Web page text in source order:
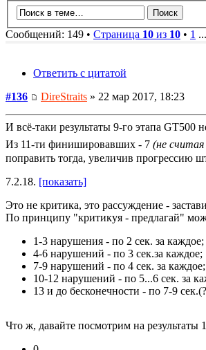
Сообщений: 149 • Страница 10 из 10 • 1 ...
Ответить с цитатой
#136
DireStraits » 22 мар 2017, 18:23
И всё-таки результаты 9-го этапа GT500
Из 11-ти финишировавших - 7 (не
поправить тогда, увеличив прогрессию
7.2.18. [показать]
Это не критика, это рассуждение -
По принципу "критикуя - предлагай"
1-3 нарушения - по 2 сек. за каждое;
4-6 нарушений - по 3 сек.за каждое;
7-9 нарушений - по 4 сек. за каждое;
10-12 нарушений - по 5...6 сек. за
13 и до бесконечности - по 7-9
Что ж, давайте посмотрим на результаты